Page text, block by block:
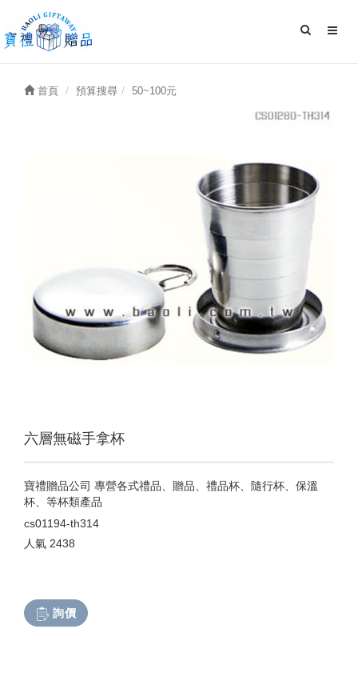
首頁 預算搜尋 50~100元
六層無磁手拿杯
寶禮贈品公司 專營各式禮品、贈品、禮品杯、隨行杯、保溫
杯、等杯類產品
cs01194-th314
人氣 2438
詢價